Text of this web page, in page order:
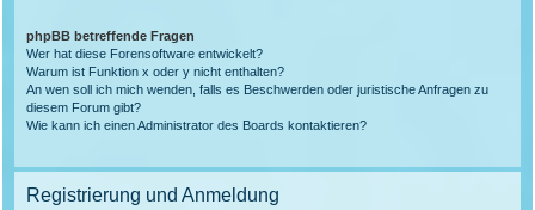
phpBB betreffende Fragen
Wer hat diese Forensoftware entwickelt?
Warum ist Funktion x oder y nicht enthalten?
An wen soll ich mich wenden, falls es Beschwerden oder juristische Anfragen zu
diesem Forum gibt?
Wie kann ich einen Administrator des Boards kontaktieren?
Registrierung und Anmeldung